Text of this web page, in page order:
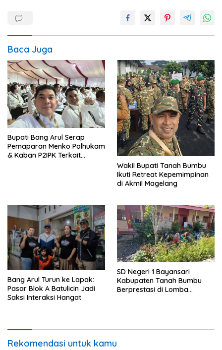
Baca Juga
Bupati Bang Arul Serap
Pemaparan Menko Polhukam
& Kaban P2IPK Terkait
Wakil Bupati Tanah Bumbu
Ikuti Retreat Kepemimpinan
di Akmil Magelang
Bang Arul Turun ke Lapak:
Pasar Blok A Batulicin Jadi
Saksi Interaksi Hangat
SD Negeri 1 Bayansari
Kabupaten Tanah Bumbu
Berprestasi di Lomba
Rekomendasi untuk kamu